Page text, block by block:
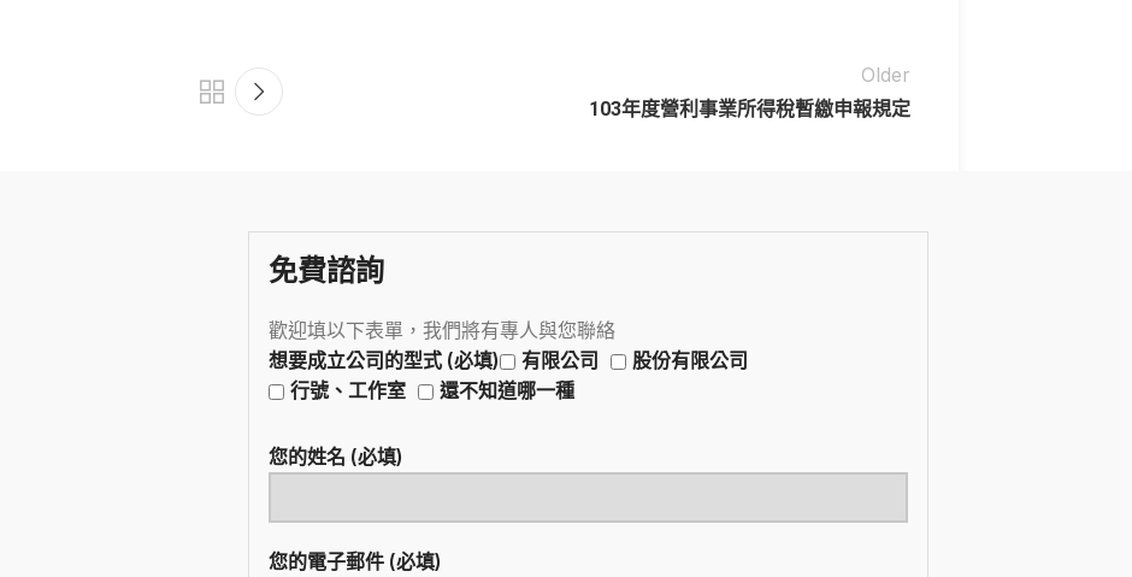
Older
103年度營利事業所得稅暫繳申報規定
免費諮詢
歡迎填以下表單，我們將有專人與您聯絡
想要成立公司的型式 (必填)
有限公司
股份有限公司
行號、工作室
還不知道哪一種
您的姓名 (必填)
您的電子郵件 (必填)